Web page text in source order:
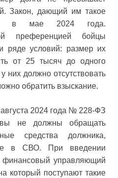
Закон, дающий им такое
в мае 2024 года.
преференцией бойцы
ряде условий: размер их
от 25 тысяч до одного
них должно отсутствовать
обратить взыскание.
2024 года № 228-ФЗ
не должны обращать
средства должника,
в СВО. При введении
финансовый управляющий
который поступают такие